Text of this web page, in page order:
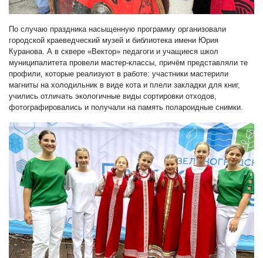
По случаю праздника насыщенную программу организовали
городской краеведческий музей и библиотека имени Юрия
Куранова. А в сквере «Вектор» педагоги и учащиеся школ
муниципалитета провели мастер-классы, причём представляли те
профили, которые реализуют в работе: участники мастерили
магниты на холодильник в виде кота и плели закладки для книг,
учились отличать экологичные виды сортировки отходов,
фотографировались и получали на память полароидные снимки.